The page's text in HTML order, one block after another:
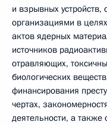
и взрывных
организациями в
актов ядерных
источников
отравляющих,
биологических
финансирования
чертах,
деятельности, а также